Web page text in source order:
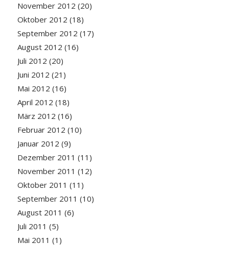
November 2012 (20)
Oktober 2012 (18)
September 2012 (17)
August 2012 (16)
Juli 2012 (20)
Juni 2012 (21)
Mai 2012 (16)
April 2012 (18)
März 2012 (16)
Februar 2012 (10)
Januar 2012 (9)
Dezember 2011 (11)
November 2011 (12)
Oktober 2011 (11)
September 2011 (10)
August 2011 (6)
Juli 2011 (5)
Mai 2011 (1)